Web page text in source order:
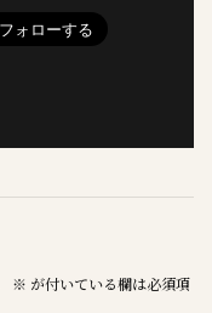
※ が付いている欄は必須項